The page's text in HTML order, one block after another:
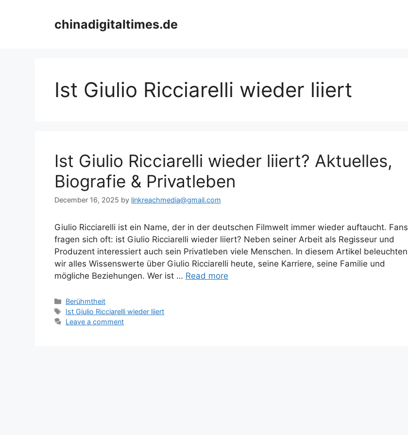
chinadigitaltimes.de
Ist Giulio Ricciarelli wieder liiert
Ist Giulio Ricciarelli wieder liiert? Aktuelles,
Biografie & Privatleben
December 16, 2025 by linkreachmedia@gmail.com
Giulio Ricciarelli ist ein Name, der in der deutschen Filmwelt immer wieder auftaucht. Fans
fragen sich oft: ist Giulio Ricciarelli wieder liiert? Neben seiner Arbeit als Regisseur und
Produzent interessiert auch sein Privatleben viele Menschen. In diesem Artikel beleuchten
wir alles Wissenswerte über Giulio Ricciarelli heute, seine Karriere, seine Familie und
mögliche Beziehungen. Wer ist … Read more
Categories
Berühmtheit
Tags
Ist Giulio Ricciarelli wieder liiert
Leave a comment